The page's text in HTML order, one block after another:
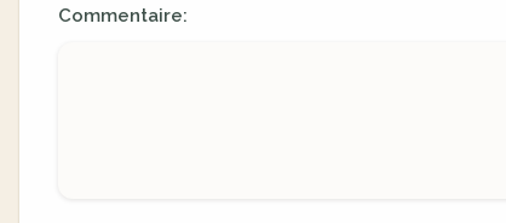
Commentaire: